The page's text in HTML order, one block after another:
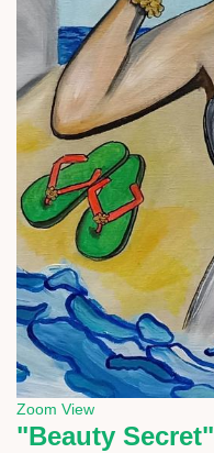
Zoom View
"Beauty Secret"